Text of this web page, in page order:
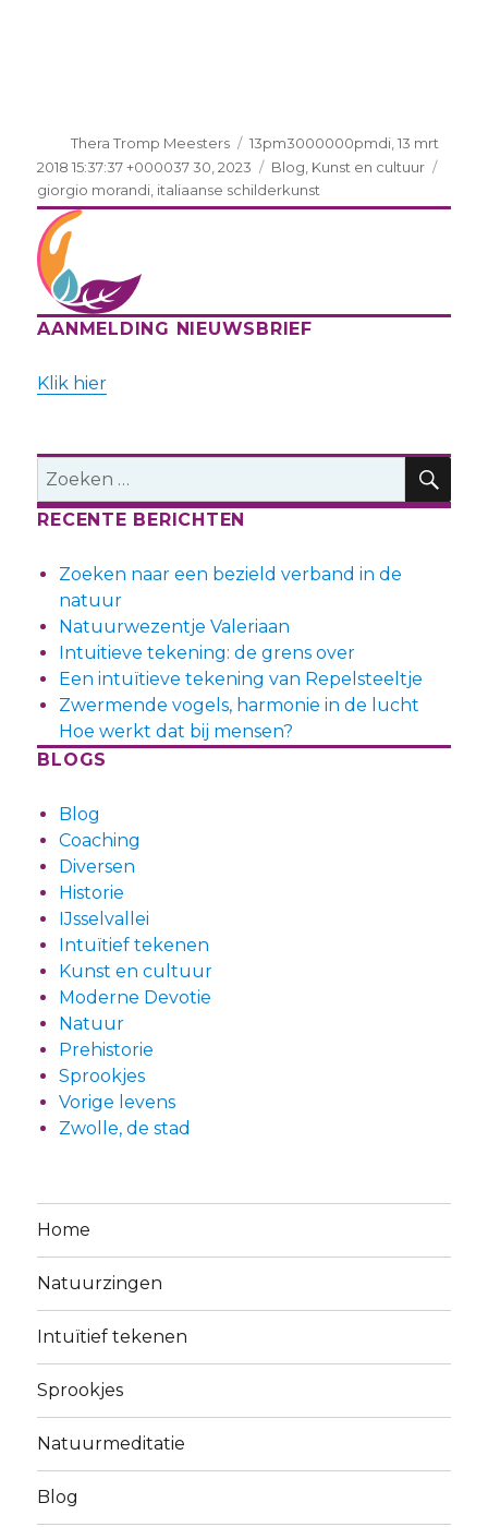
Auteur
Thera Tromp Meesters
Geplaatst
op
13pm3000000pmdi, 13 mrt
2018 15:37:37 +000037 30, 2023
Categorieën
Blog Kunst en cultuur
giorgio morandi italiaanse schilderkunst
AANMELDING NIEUWSBRIEF
Klik hier
Zoeken
RECENTE BERICHTEN
Zoeken naar een bezield verband in de
natuur
Natuurwezentje Valeriaan
Intuitieve tekening: de grens over
Een intuïtieve tekening van Repelsteeltje
Zwermende vogels, harmonie in de lucht
Hoe werkt dat bij mensen?
BLOGS
Blog
Coaching
Diversen
Historie
IJsselvallei
Intuïtief tekenen
Kunst en cultuur
Moderne Devotie
Natuur
Prehistorie
Sprookjes
Vorige levens
Zwolle, de stad
Home
Natuurzingen
Intuïtief tekenen
Sprookjes
Natuurmeditatie
Blog